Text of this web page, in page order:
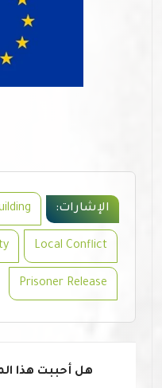
تمويل
الإشارات:
Local Conflict
Prisoner Release
هل أحببت هذا